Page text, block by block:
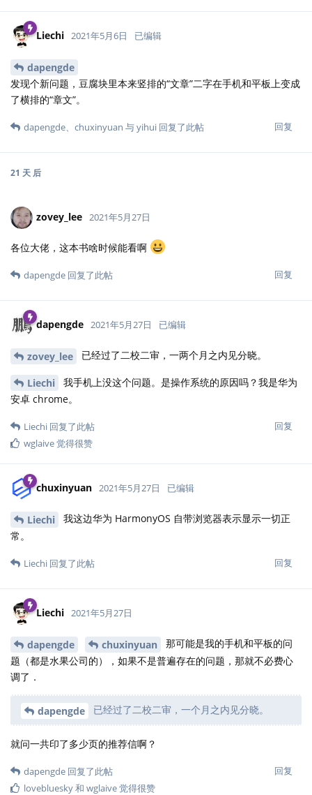
Liechi 2021年5月6日 已编辑
dapengde
发现个新问题，豆腐块里本来竖排的“文章”二字在手机和平板上变成
了横排的“章文”。
回复
dapengde、 chuxinyuan 与yihui 回复了此帖
21 天 后
zovey_lee 2021年5月27日
各位大佬，这本书啥时候能看啊
回复
dapengde 回复了此帖
dapengde 2021年5月27日 已编辑
zovey_lee 已经过了二校二审，一两个月之内见分晓。
Liechi
我手机上没这个问题。是操作系统的原因吗？我是华为
安卓 chrome。
回复
Liechi 回复了此帖
wglaive觉得很赞
chuxinyuan 2021年5月27日 已编辑
Liechi
我这边华为 HarmonyOS 自带浏览器表示显示一切正
常。
回复
Liechi 回复了此帖
Liechi 2021年5月27日
dapengde chuxinyuan
那可能是我的手机和平板的问
题（都是水果公司的），如果不是普遍存在的问题，那就不必费心
调了．
dapengde 已经过了二校二审，一个月之内见分晓。
就问一共印了多少页的推荐信啊？
回复
dapengde 回复了此帖
lovebluesky和 wglaive觉得很赞